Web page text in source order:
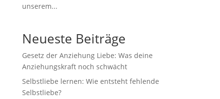
unserem...
Neueste Beiträge
Gesetz der Anziehung Liebe: Was deine
Anziehungskraft noch schwächt
Selbstliebe lernen: Wie entsteht fehlende
Selbstliebe?